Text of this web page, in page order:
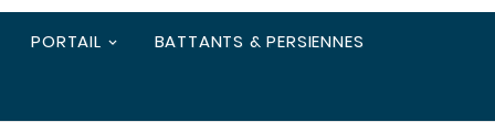
PORTAIL BATTANTS & PERSIENNES